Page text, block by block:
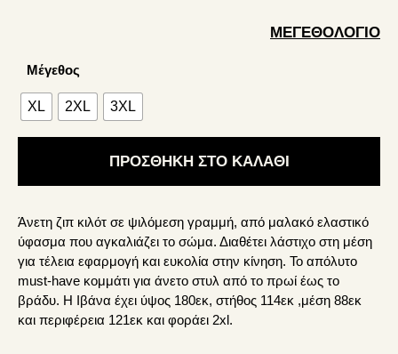
ΜΕΓΕΘΟΛΌΓΙΟ
Μέγεθος
XL 2XL 3XL
ΠΡΟΣΘΉΚΗ ΣΤΟ ΚΑΛΆΘΙ
Άνετη ζιπ κιλότ σε ψιλόμεση γραμμή, από μαλακό ελαστικό
ύφασμα που αγκαλιάζει το σώμα. Διαθέτει λάστιχο στη μέση
για τέλεια εφαρμογή και ευκολία στην κίνηση. Το απόλυτο
must-have κομμάτι για άνετο στυλ από το πρωί έως το
βράδυ. Η Ιβάνα έχει ύψος 180εκ, στήθος 114εκ ,μέση 88εκ
και περιφέρεια 121εκ και φοράει 2xl.